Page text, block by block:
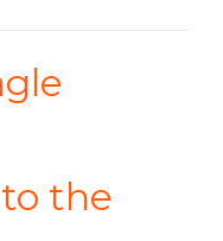
the